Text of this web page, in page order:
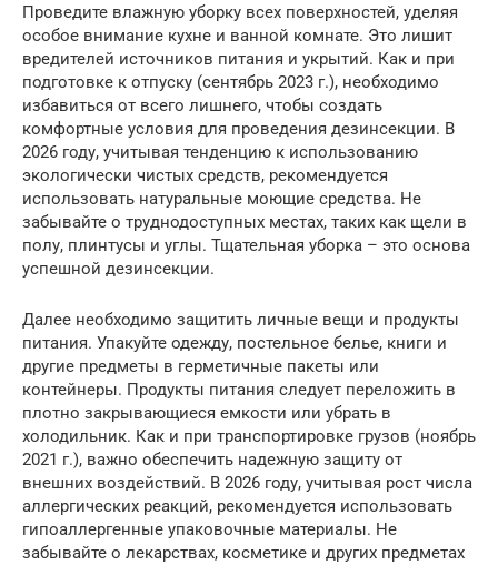
Проведите влажную уборку всех поверхностей, уделяя
особое внимание кухне и ванной комнате. Это лишит
вредителей источников питания и укрытий. Как и при
подготовке к отпуску (сентябрь 2023 г.), необходимо
избавиться от всего лишнего, чтобы создать
комфортные условия для проведения дезинсекции. В
2026 году, учитывая тенденцию к использованию
экологически чистых средств, рекомендуется
использовать натуральные моющие средства. Не
забывайте о труднодоступных местах, таких как щели в
полу, плинтусы и углы. Тщательная уборка – это основа
успешной дезинсекции.
Далее необходимо защитить личные вещи и продукты
питания. Упакуйте одежду, постельное белье, книги и
другие предметы в герметичные пакеты или
контейнеры. Продукты питания следует переложить в
плотно закрывающиеся емкости или убрать в
холодильник. Как и при транспортировке грузов (ноябрь
2021 г.), важно обеспечить надежную защиту от
внешних воздействий. В 2026 году, учитывая рост числа
аллергических реакций, рекомендуется использовать
гипоаллергенные упаковочные материалы. Не
забывайте о лекарствах, косметике и других предметах